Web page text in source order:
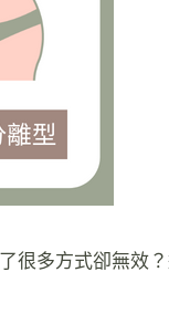
很多方式卻無效